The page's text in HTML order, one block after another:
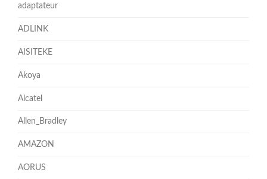
adaptateur
ADLINK
AISITEKE
Akoya
Alcatel
Allen_Bradley
AMAZON
AORUS